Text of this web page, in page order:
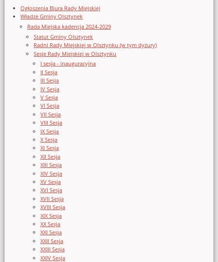
Ogłoszenia Biura Rady Miejskiej
Władze Gminy Olsztynek
Rada Miejska kadencja 2024-2029
Statut Gminy Olsztynek
Radni Rady Miejskiej w Olsztynku (w tym dyżury)
Sesje Rady Miejskiej w Olsztynku
I sesja - inauguracyjna
II Sesja
III Sesja
IV Sesja
V Sesja
VI Sesja
VII Sesja
VIII Sesja
IX Sesja
X Sesja
XI Sesja
XII Sesja
XIII Sesja
XIV Sesja
XV Sesja
XVI Sesja
XVII Sesja
XVIII Sesja
XIX Sesja
XX Sesja
XXI Sesja
XXII Sesja
XXIII Sesja
XXIV Sesja